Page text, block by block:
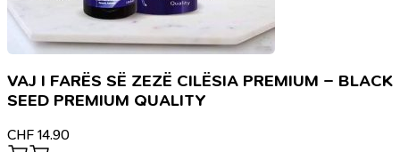
VAJ I FARËS SË ZEZË CILËSIA PREMIUM – BLACK
SEED PREMIUM QUALITY
CHF 14.90